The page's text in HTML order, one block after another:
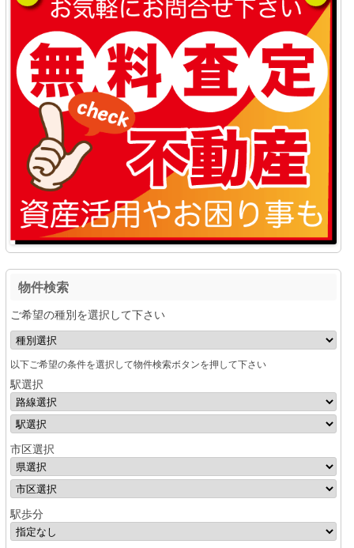
物件検索
ご希望の種別を選択して下さい
以下ご希望の条件を選択して物件検索ボタンを押して下さい
駅選択
市区選択
駅歩分